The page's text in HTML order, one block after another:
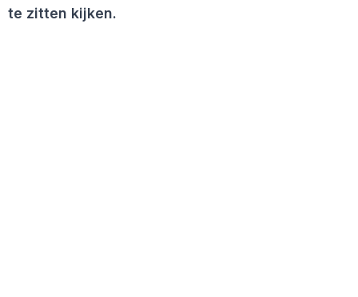
te zitten kijken.